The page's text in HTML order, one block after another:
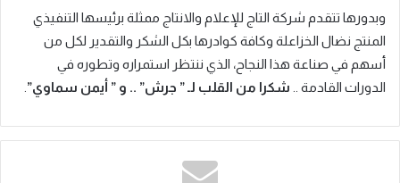
وبدورها تتقدم شركة التاج للإعلام والانتاج ممثلة برئيسها التنفيذي
المنتج نضال الخزاعلة وكافة كوادرها بكل الشكر والتقدير لكل من
أسهم في صناعة هذا النجاح، الذي ننتظر استمراره وتطوره في
الدورات القادمة ..
شكرا من القلب لـ ” جرش” .. و ” أيمن سماوي”